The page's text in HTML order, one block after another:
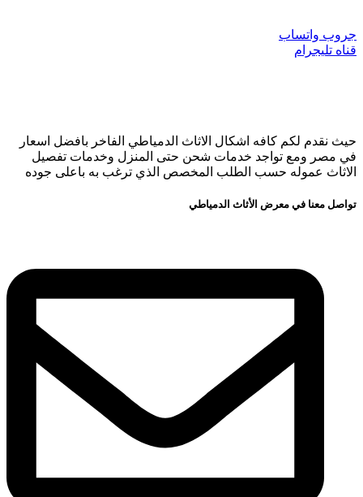
جروب واتساب
قناه تليجرام
حيث نقدم لكم كافه اشكال الاثاث الدمياطي الفاخر بافضل اسعار
في مصر ومع تواجد خدمات شحن حتى المنزل وخدمات تفصيل
الاثاث عموله حسب الطلب المخصص الذي ترغب به باعلى جوده
تواصل معنا في معرض الأثاث الدمياطي